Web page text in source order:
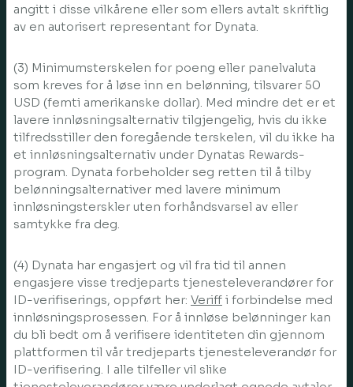
angitt i disse vilkårene eller som ellers avtalt skriftlig
av en autorisert representant for Dynata.
(3) Minimumsterskelen for poeng eller panelvaluta
som kreves for å løse inn en belønning, tilsvarer 50
USD (femti amerikanske dollar). Med mindre det er et
lavere innløsningsalternativ tilgjengelig, hvis du ikke
tilfredsstiller den foregående terskelen, vil du ikke ha
et innløsningsalternativ under Dynatas Rewards-
program. Dynata forbeholder seg retten til å tilby
belønningsalternativer med lavere minimum
innløsningsterskler uten forhåndsvarsel av eller
samtykke fra deg.
(4) Dynata har engasjert og vil fra tid til annen
engasjere visse tredjeparts tjenesteleverandører for
ID-verifiserings, oppført her: Veriff i forbindelse med
innløsningsprosessen. For å innløse belønninger kan
du bli bedt om å verifisere identiteten din gjennom
plattformen til vår tredjeparts tjenesteleverandør for
ID-verifisering. I alle tilfeller vil slike